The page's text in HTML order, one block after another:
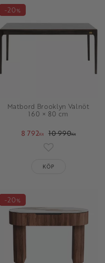
Matbord Brooklyn Valnöt
160 × 80 cm
8 792KR 10 990KR
20%
Lägg till i
KÖP
20%